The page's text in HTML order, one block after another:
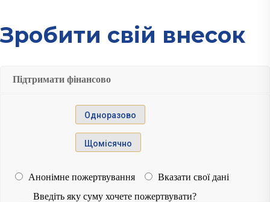
Зробити свiй внесок
Підтримати фінансово
Одноразово
Щомiсячно
Анонімне пожертвування
Вказати свої дані
Введіть яку суму хочете пожертвувати?